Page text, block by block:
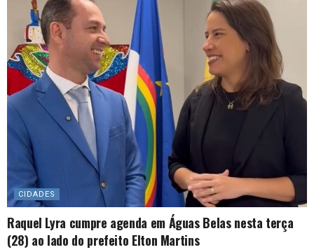
CIDADES
Raquel Lyra cumpre agenda em Águas Belas nesta terça
(28) ao lado do prefeito Elton Martins